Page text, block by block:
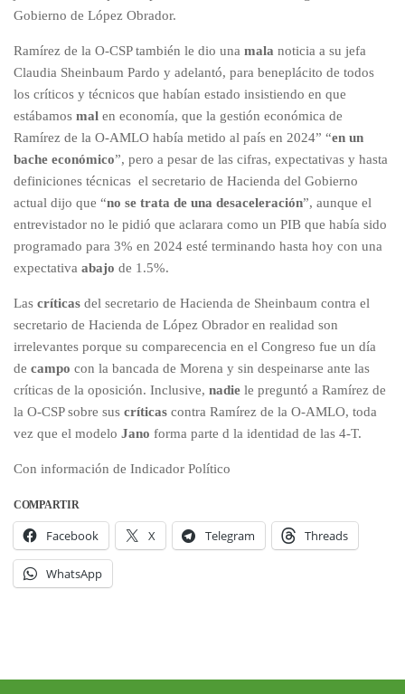
Gobierno de López Obrador.
Ramírez de la O-CSP también le dio una mala noticia a su jefa
Claudia Sheinbaum Pardo y adelantó, para beneplácito de todos
los críticos y técnicos que habían estado insistiendo en que
estábamos mal en economía, que la gestión económica de
Ramírez de la O-AMLO había metido al país en 2024” “en un
bache económico”, pero a pesar de las cifras, expectativas y hasta
definiciones técnicas el secretario de Hacienda del Gobierno
actual dijo que “no se trata de una desaceleración”, aunque el
entrevistador no le pidió que aclarara como un PIB que había sido
programado para 3% en 2024 esté terminando hasta hoy con una
expectativa abajo de 1.5%.
Las críticas del secretario de Hacienda de Sheinbaum contra el
secretario de Hacienda de López Obrador en realidad son
irrelevantes porque su comparecencia en el Congreso fue un día
de campo con la bancada de Morena y sin despeinarse ante las
críticas de la oposición. Inclusive, nadie le preguntó a Ramírez de
la O-CSP sobre sus críticas contra Ramírez de la O-AMLO, toda
vez que el modelo Jano forma parte d la identidad de las 4-T.
Con información de Indicador Político
COMPARTIR
Facebook X Telegram Threads
WhatsApp